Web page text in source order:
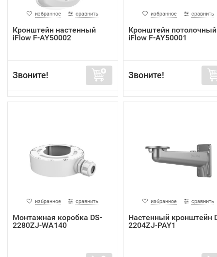
избранное сравнить
Кронштейн настенный
iFlow F-AY50002
Звоните!
избранное сравнить
Кронштейн потолочный
iFlow F-AY50001
Звоните!
избранное сравнить
Монтажная коробка DS-
2280ZJ-WA140
избранное сравнить
Настенный кронштейн
2204ZJ-PAY1